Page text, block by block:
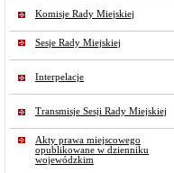
Komisje Rady Miejskiej
Sesje Rady Miejskiej
Interpelacje
Transmisje Sesji Rady Miejskiej
Akty prawa miejscowego
opublikowane w dzienniku
wojewódzkim